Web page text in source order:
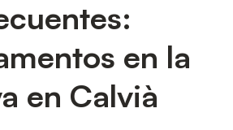
en la
en Calvià